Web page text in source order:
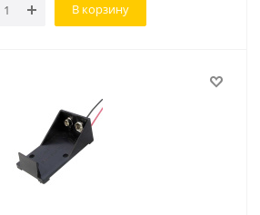
В корзину